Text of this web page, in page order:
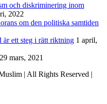
och diskriminering inom
2022
om den politiska samtiden
är ett steg i rätt riktning 1 april,
29 mars, 2021
| All Rights Reserved |